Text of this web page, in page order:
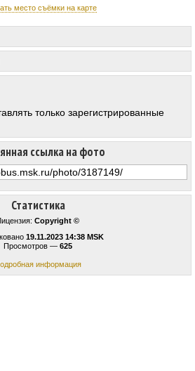
место съёмки на карте
Статистика
Copyright ©
19.11.2023 14:38 MSK
Просмотров — 625
информация
ссылка на фото
только зарегистрированные